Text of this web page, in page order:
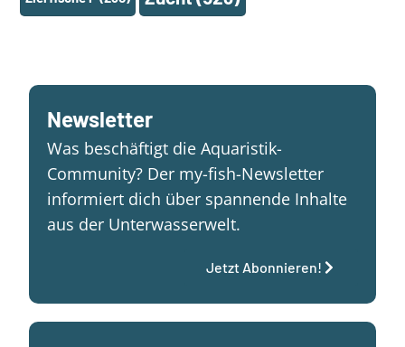
Newsletter
Was beschäftigt die Aquaristik-
Community? Der my-fish-Newsletter
informiert dich über spannende Inhalte
aus der Unterwasserwelt.
Jetzt Abonnieren!